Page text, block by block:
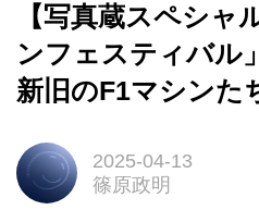
【写真蔵スペシャ
ンフェスティバル
新旧のF1マシンた
2025-04-13
篠原政明